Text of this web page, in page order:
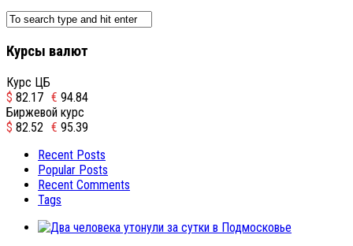
Курсы валют
Курс ЦБ
$ 82.17 € 94.84
Биржевой курс
$ 82.52 € 95.39
Recent Posts
Popular Posts
Recent Comments
Tags